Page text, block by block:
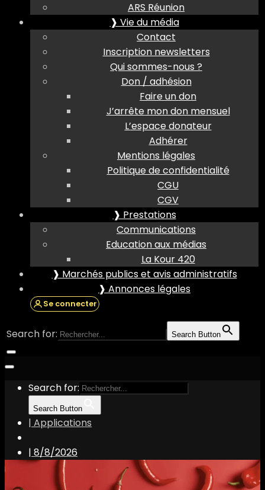
ARS Réunion
❱ Vie du média
Contact
Inscription newsletters
Qui sommes-nous ?
Don / adhésion
Faire un don
J’arrête mon don mensuel
L’espace donateur
Adhérer
Mentions légales
Politique de confidentialité
CGU
CGV
❱ Prestations
Communications
Education aux médias
La Kour 420
❱ Marchés publics et avis administratifs
❱ Annonces légales
Se connecter
Search for: Search Button
Search for:
Search Button
| Applications
| 8/8/2026